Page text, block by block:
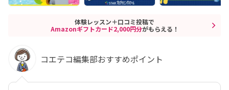
体験レッスン＋口コミ投稿で
Amazonギフトカード2,000円分がもらえる！
コエテコ編集部おすすめポイント